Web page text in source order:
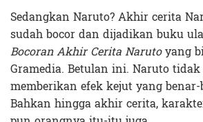
Sedangkan Naruto? Akhir cerita
sudah bocor dan dijadikan buku
Bocoran Akhir Cerita Narutoyang
Gramedia. Betulan ini. Naruto
memberikan efek kejut yang
Bahkan hingga akhir cerita,